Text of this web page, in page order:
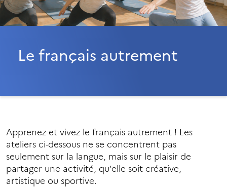
Le français autrement
Apprenez et vivez le français autrement ! Les
ateliers ci-dessous ne se concentrent pas
seulement sur la langue, mais sur le plaisir de
partager une activité, qu’elle soit créative,
artistique ou sportive.